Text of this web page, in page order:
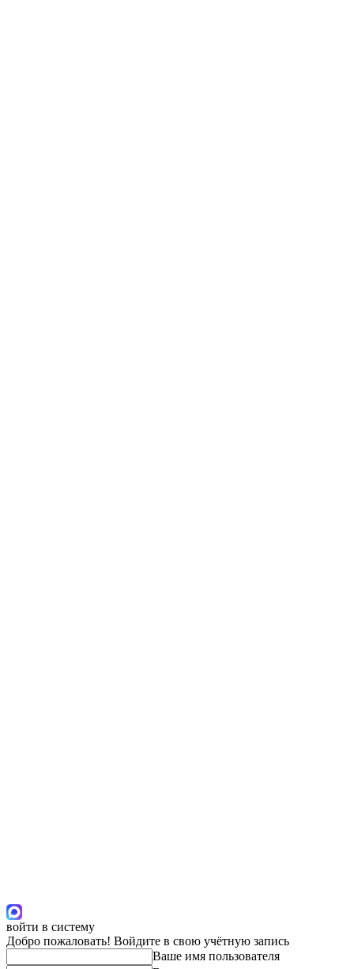
войти в систему
Добро пожаловать! Войдите в свою учётную запись
Ваше имя пользователя